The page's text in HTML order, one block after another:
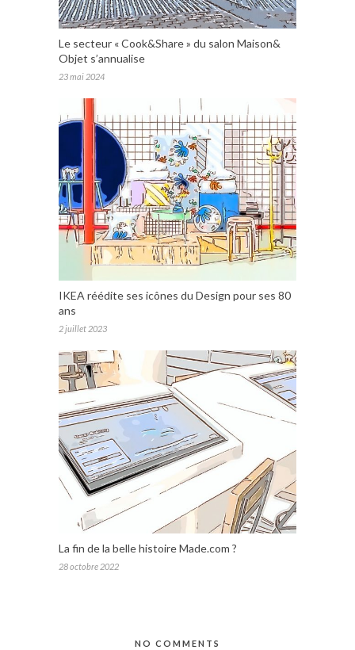
Le secteur « Cook&Share » du salon Maison&
Objet s’annualise
23 mai 2024
IKEA réédite ses icônes du Design pour ses 80
ans
2 juillet 2023
La fin de la belle histoire Made.com ?
28 octobre 2022
NO COMMENTS